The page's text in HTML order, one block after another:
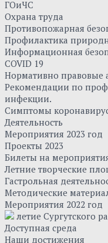
ГОиЧС
Охрана труда
Противопожарная
Профилактика
Информационная
COVID 19
Нормативно правовые
Рекомендации по
инфекции.
Симптомы
Деятельность
Мероприятия 2023 год
Проекты 2023
Билеты на
Летние творческие
Гастрольная
Методические
Мероприятия 2022 год
летие Сургутского
Доступная среда
Наши достижения